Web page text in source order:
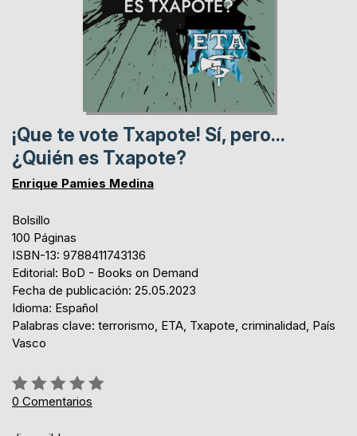
¡Que te vote Txapote! Sí, pero...
¿Quién es Txapote?
Enrique Pamies Medina
Bolsillo
100 Páginas
ISBN-13: 9788411743136
Editorial: BoD - Books on Demand
Fecha de publicación: 25.05.2023
Idioma: Español
Palabras clave: terrorismo, ETA, Txapote, criminalidad, País
Vasco
Rating:
0%
0 Comentarios